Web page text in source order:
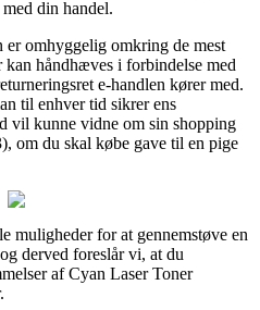
din handel.
omhyggelig omkring de mest
håndhæves i forbindelse med
e-handlen kører med.
til enhver tid sikrer ens
vil kunne vidne om sin shopping
om du skal købe gave til en pige
muligheder for at gennemstøve en
derved foreslår vi, at du
af Cyan Laser Toner